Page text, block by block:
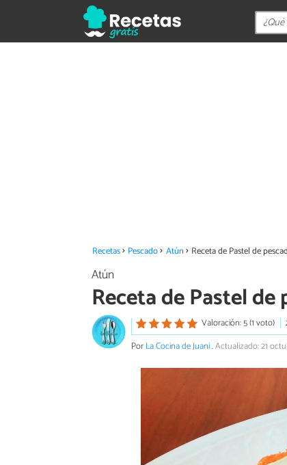
Recetas Pescado Atún Receta de Pastel de
Atún
Receta de Pastel
Valoración: 5 (1 voto)
PorLa Cocina de Juani.Actualizado: 21